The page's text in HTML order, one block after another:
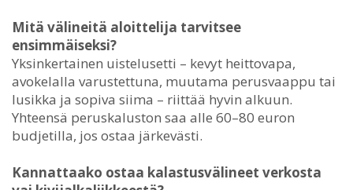
Mitä välineitä aloittelija tarvitsee
ensimmäiseksi?
Yksinkertainen uistelusetti – kevyt heittovapa,
avokelalla varustettuna, muutama perusvaappu tai
lusikka ja sopiva siima – riittää hyvin alkuun.
Yhteensä peruskaluston saa alle 60–80 euron
budjetilla, jos ostaa järkevästi.
Kannattaako ostaa kalastusvälineet verkosta